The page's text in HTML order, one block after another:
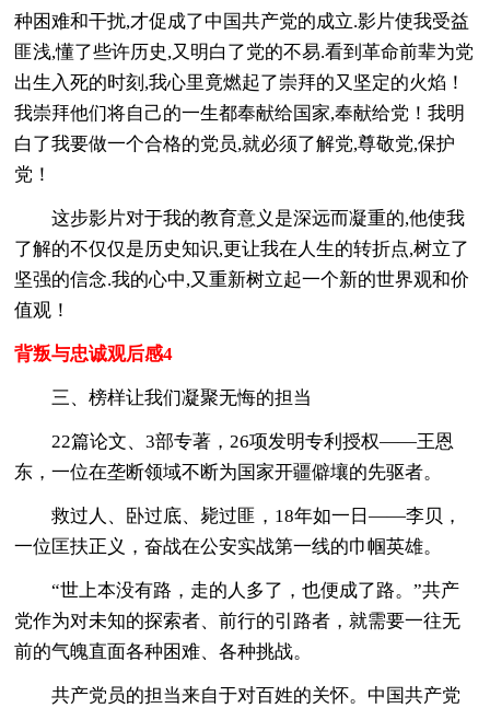
种困难和干扰,才促成了中国共产党的成立.影片使我受益
匪浅,懂了些许历史,又明白了党的不易.看到革命前辈为党
出生入死的时刻,我心里竟燃起了崇拜的又坚定的火焰！
我崇拜他们将自己的一生都奉献给国家,奉献给党！我明
白了我要做一个合格的党员,就必须了解党,尊敬党,保护
党！
这步影片对于我的教育意义是深远而凝重的,他使我
了解的不仅仅是历史知识,更让我在人生的转折点,树立了
坚强的信念.我的心中,又重新树立起一个新的世界观和价
值观！
背叛与忠诚观后感4
三、榜样让我们凝聚无悔的担当
22篇论文、3部专著，26项发明专利授权——王恩
东，一位在垄断领域不断为国家开疆僻壤的先驱者。
救过人、卧过底、毙过匪，18年如一日——李贝，
一位匡扶正义，奋战在公安实战第一线的巾帼英雄。
“世上本没有路，走的人多了，也便成了路。”共产
党作为对未知的探索者、前行的引路者，就需要一往无
前的气魄直面各种困难、各种挑战。
共产党员的担当来自于对百姓的关怀。中国共产党